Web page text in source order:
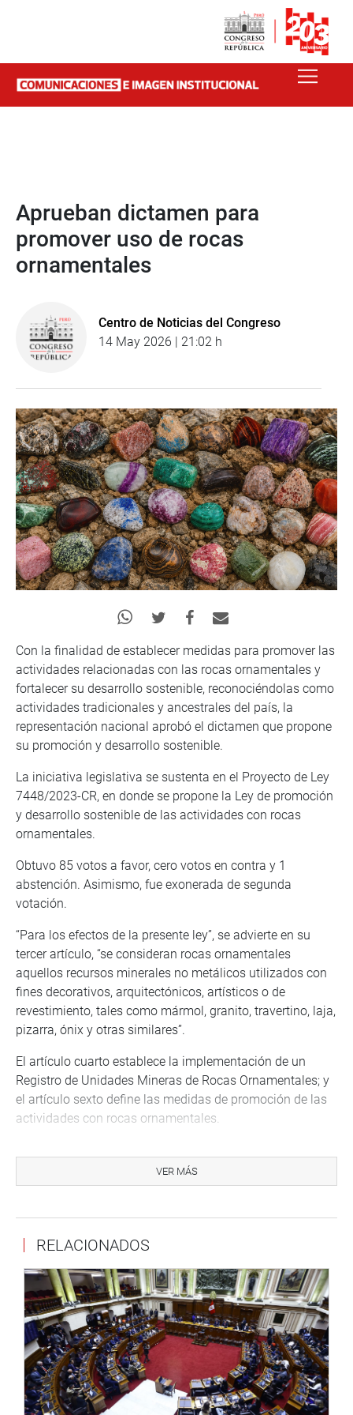
Aprueban dictamen para
promover uso de rocas
ornamentales
Centro de Noticias del Congreso
14 May 2026 | 21:02 h
Con la finalidad de establecer medidas para promover las
actividades relacionadas con las rocas ornamentales y
fortalecer su desarrollo sostenible, reconociéndolas como
actividades tradicionales y ancestrales del país, la
representación nacional aprobó el dictamen que propone
su promoción y desarrollo sostenible.
La iniciativa legislativa se sustenta en el Proyecto de Ley
7448/2023-CR, en donde se propone la Ley de promoción
y desarrollo sostenible de las actividades con rocas
ornamentales.
Obtuvo 85 votos a favor, cero votos en contra y 1
abstención. Asimismo, fue exonerada de segunda
votación.
“Para los efectos de la presente ley”, se advierte en su
tercer artículo, “se consideran rocas ornamentales
aquellos recursos minerales no metálicos utilizados con
fines decorativos, arquitectónicos, artísticos o de
revestimiento, tales como mármol, granito, travertino, laja,
pizarra, ónix y otras similares”.
El artículo cuarto establece la implementación de un
Registro de Unidades Mineras de Rocas Ornamentales; y
el artículo sexto define las medidas de promoción de las
actividades con rocas ornamentales.
extractiva y de procesamiento de rocas ornamentales
debe cumplir las normas ambientales vigentes; el artículo
conforme a la normativa vigente sobre la materia.
OFICINA DE COMUNICACIONES E IMAGEN
INSTITUCIONAL
VER MÁS
RELACIONADOS